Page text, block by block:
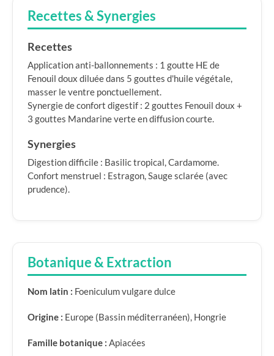
Recettes & Synergies
Recettes
Application anti-ballonnements : 1 goutte HE de
Fenouil doux diluée dans 5 gouttes d'huile végétale,
masser le ventre ponctuellement.
Synergie de confort digestif : 2 gouttes Fenouil doux +
3 gouttes Mandarine verte en diffusion courte.
Synergies
Digestion difficile : Basilic tropical, Cardamome.
Confort menstruel : Estragon, Sauge sclarée (avec
prudence).
Botanique & Extraction
Nom latin : Foeniculum vulgare dulce
Origine : Europe (Bassin méditerranéen), Hongrie
Famille botanique : Apiacées